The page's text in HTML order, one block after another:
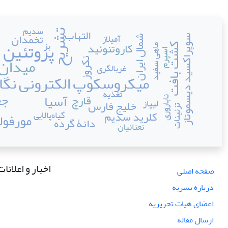
احتمالا
پروتئین
میکروسکوپ الکترونی
تشریح
آسیا
کشت بافت
سوپراکسید دیسموتاز تخمدان شمال ایران نکروز
قارچخلیج فارس
کلرید سدیم
کاروتنوئید
التهاب
دانۀ گرده
ناباروری
ماهی سفید
گیاه‌پالایی
غربالگری
تغذیه
نعنائیان
سدیم
بز
تزئینات
آمیلاز
لیپاز
اسپرم
صفحه اصلی
درباره نشریه
اعضای هیات تحریریه
ارسال مقاله
اخبار و